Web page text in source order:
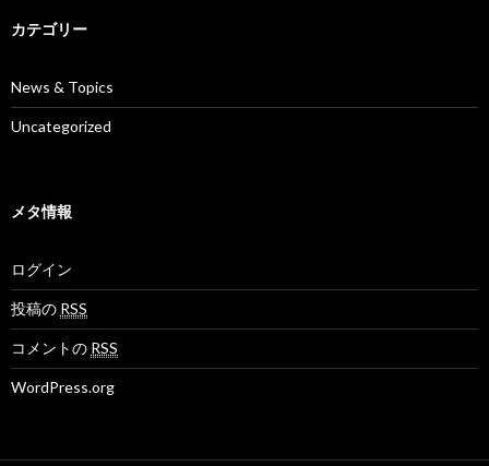
カテゴリー
News & Topics
Uncategorized
メタ情報
ログイン
投稿の RSS
コメントの RSS
WordPress.org